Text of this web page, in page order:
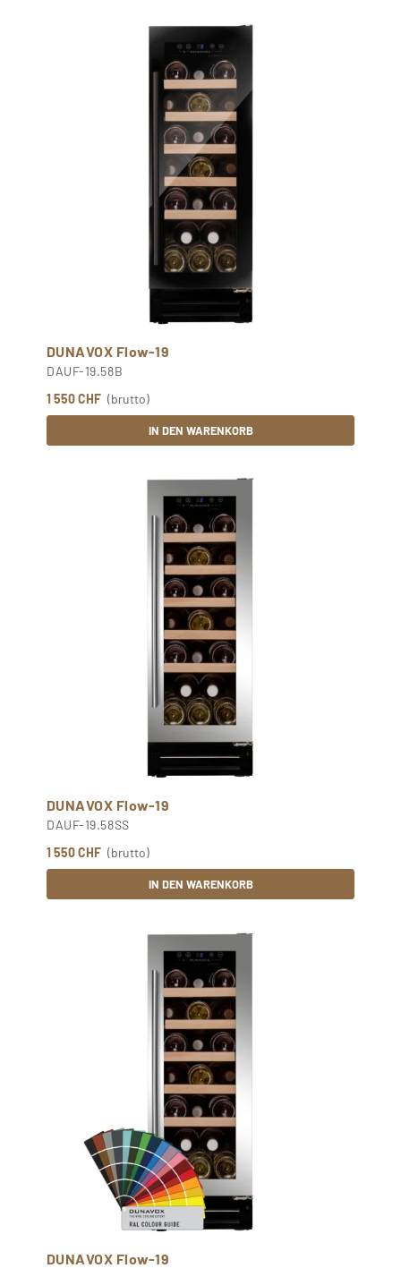
DUNAVOX Flow-19
DAUF-19.58B
1 550 CHF (brutto)
IN DEN WARENKORB
DUNAVOX Flow-19
DAUF-19.58SS
1 550 CHF (brutto)
IN DEN WARENKORB
DUNAVOX Flow-19